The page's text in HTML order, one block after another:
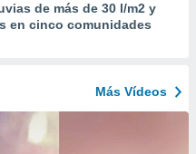
de más de 30 l/m2 y
en cinco comunidades
Más Vídeos